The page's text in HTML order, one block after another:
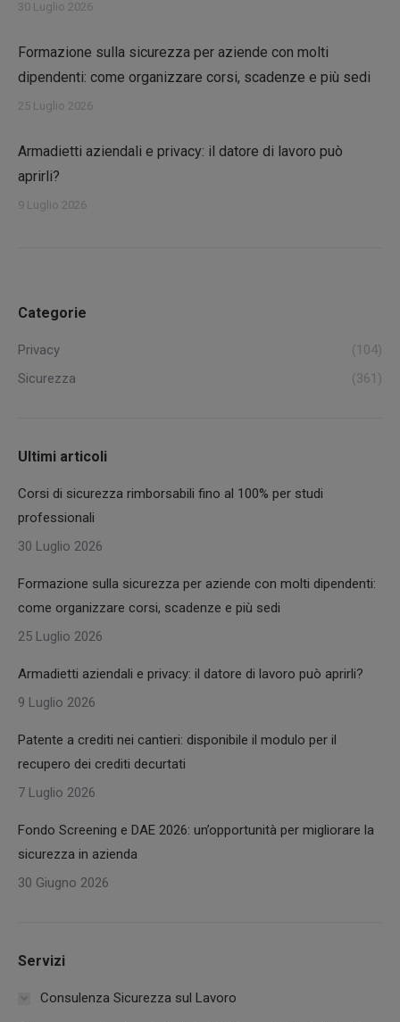
30 Luglio 2026
Formazione sulla sicurezza per aziende con molti
dipendenti: come organizzare corsi, scadenze e più sedi
25 Luglio 2026
Armadietti aziendali e privacy: il datore di lavoro può
aprirli?
9 Luglio 2026
Categorie
Privacy
(104)
Sicurezza
(361)
Ultimi articoli
Corsi di sicurezza rimborsabili fino al 100% per studi
professionali
30 Luglio 2026
Formazione sulla sicurezza per aziende con molti dipendenti:
come organizzare corsi, scadenze e più sedi
25 Luglio 2026
Armadietti aziendali e privacy: il datore di lavoro può aprirli?
9 Luglio 2026
Patente a crediti nei cantieri: disponibile il modulo per il
recupero dei crediti decurtati
7 Luglio 2026
Fondo Screening e DAE 2026: un’opportunità per migliorare la
sicurezza in azienda
30 Giugno 2026
Servizi
Consulenza Sicurezza sul Lavoro